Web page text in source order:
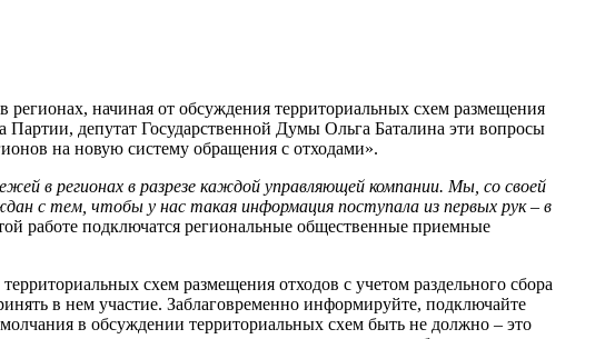
начиная от обсуждения территориальных схем размещения
Партии, депутат Государственной Думы Ольга Баталина эти вопросы
на новую систему обращения с отходами».
в регионах в разрезе каждой управляющей компании. Мы, со своей
с тем, чтобы у нас такая информация поступала из первых рук – в
работе подключатся региональные общественные приемные
схем размещения отходов с учетом раздельного сбора
в нем участие. Заблаговременно информируйте, подключайте
в обсуждении территориальных схем быть не должно – это